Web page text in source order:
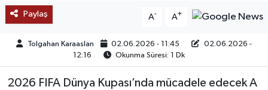
Paylaş A- A+
Tolgahan Karaaslan 02.06.2026 - 11:45
02.06.2026 -
12:16
Okunma Süresi: 1 Dk
2026 FIFA Dünya Kupası’nda mücadele edecek A
DÜNYA
MEDYA